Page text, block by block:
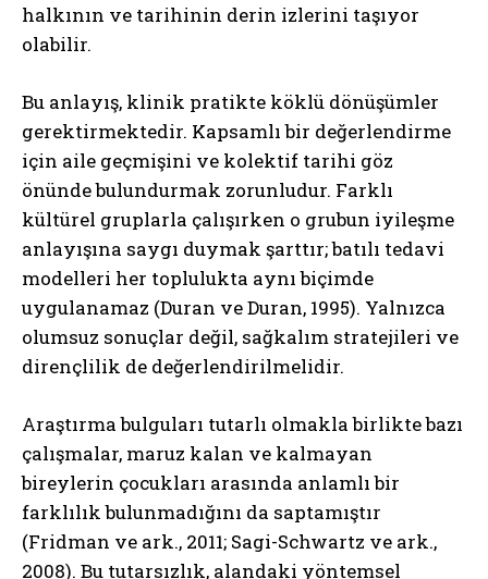
halkının ve tarihinin derin izlerini taşıyor
olabilir.
Bu anlayış, klinik pratikte köklü dönüşümler
gerektirmektedir. Kapsamlı bir değerlendirme
için aile geçmişini ve kolektif tarihi göz
önünde bulundurmak zorunludur. Farklı
kültürel gruplarla çalışırken o grubun iyileşme
anlayışına saygı duymak şarttır; batılı tedavi
modelleri her toplulukta aynı biçimde
uygulanamaz (Duran ve Duran, 1995). Yalnızca
olumsuz sonuçlar değil, sağkalım stratejileri ve
dirençlilik de değerlendirilmelidir.
Araştırma bulguları tutarlı olmakla birlikte bazı
çalışmalar, maruz kalan ve kalmayan
bireylerin çocukları arasında anlamlı bir
farklılık bulunmadığını da saptamıştır
(Fridman ve ark., 2011; Sagi-Schwartz ve ark.,
2008). Bu tutarsızlık, alandaki yöntemsel